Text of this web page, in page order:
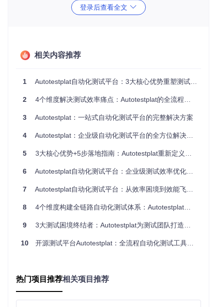
二、核心能力：四大测试引擎
支持用例版本控制与生命周期管理。
统，实现测试资产的结构化存储与检索。
能力指标：单实例支持10万+用例管理，用例检索响应时间<1
接口测试管理：
autotest/views_interface.py
WebUI测试管理：autotest/views_webtestcase.py
2. 性能压力引擎
功能描述：模拟多用户并发场景，生成实时性能指标报告，识
Celery实现任务调度与结果聚合。
核心模块：
JMeter脚本管理：autotest/views_jmeter.py
登录后查看全文
相关内容推荐
1 Autotestplat自动化测试平台：3大核心优势重塑测试效率与质量保障体系
2 4个维度解决测试效率痛点：Autotestplat的全流程自动化价值
3 Autotestplat：一站式自动化测试平台的完整解决方案
4 Autotestplat：企业级自动化测试平台的全方位解决方案
5 3大核心优势+5步落地指南：Autotestplat重新定义自动化测试
6 Autotestplat自动化测试平台：企业级测试效率优化完整方案
7 Autotestplat自动化测试平台：从效率困境到效能飞跃的全流程解决方案
8 4个维度构建全链路自动化测试体系：Autotestplat的企业级测试效能提升方案
9 3大测试困境终结者：Autotestplat为测试团队打造全流程自动化解决方案
10 开源测试平台Autotestplat：全流程自动化测试工具提升测试效率实践指南
热门项目推荐相关项目推荐